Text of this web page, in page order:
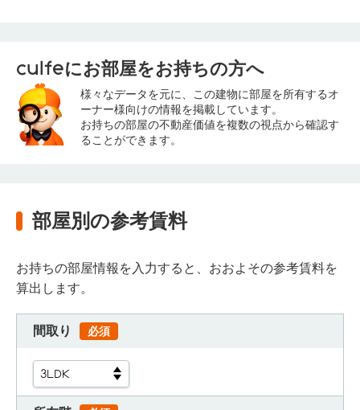
culfeにお部屋をお持ちの方へ
様々なデータを元に、この建物に部屋を所有するオ
ーナー様向けの情報を掲載しています。
お持ちの部屋の不動産価値を複数の視点から確認す
ることができます。
部屋別の参考賃料
お持ちの部屋情報を入力すると、おおよその参考賃料を
算出します。
間取り 必須